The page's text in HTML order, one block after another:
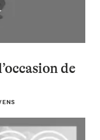
centenaire ?
de